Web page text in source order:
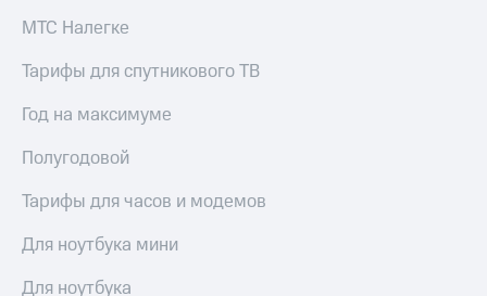
МТС Налегке
Тарифы для спутникового ТВ
Год на максимуме
Полугодовой
Тарифы для часов и модемов
Для ноутбука мини
Для ноутбука